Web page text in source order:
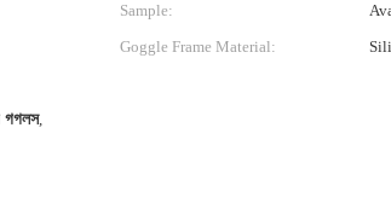
Sample:
Goggle Frame Material:
গগলস,